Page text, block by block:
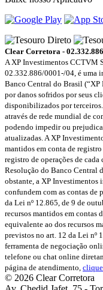
Clear Corretora -
A XP Investimentos CCTVM
02.332.886/0001-/­04, é uma
Banco Central do Brasil (“XP
por danos sofridos por seus
disponibilizados por
através de rede mundial de
podendo impedir ou
atualizadas. A XP
mantidos em conta de
registro de operações de
Resolução do Banco Central
obstante, a XP Investimentos
confundem com as contas de
da Lei nº 12.865, de 9 de
recursos mantidos em contas
equivalente ao dos recursos
previstos no art. 12 da Lei nº
ferramenta de negociação
telefone ou chat online
página de atendimento,
© 2026 Clear Corretora